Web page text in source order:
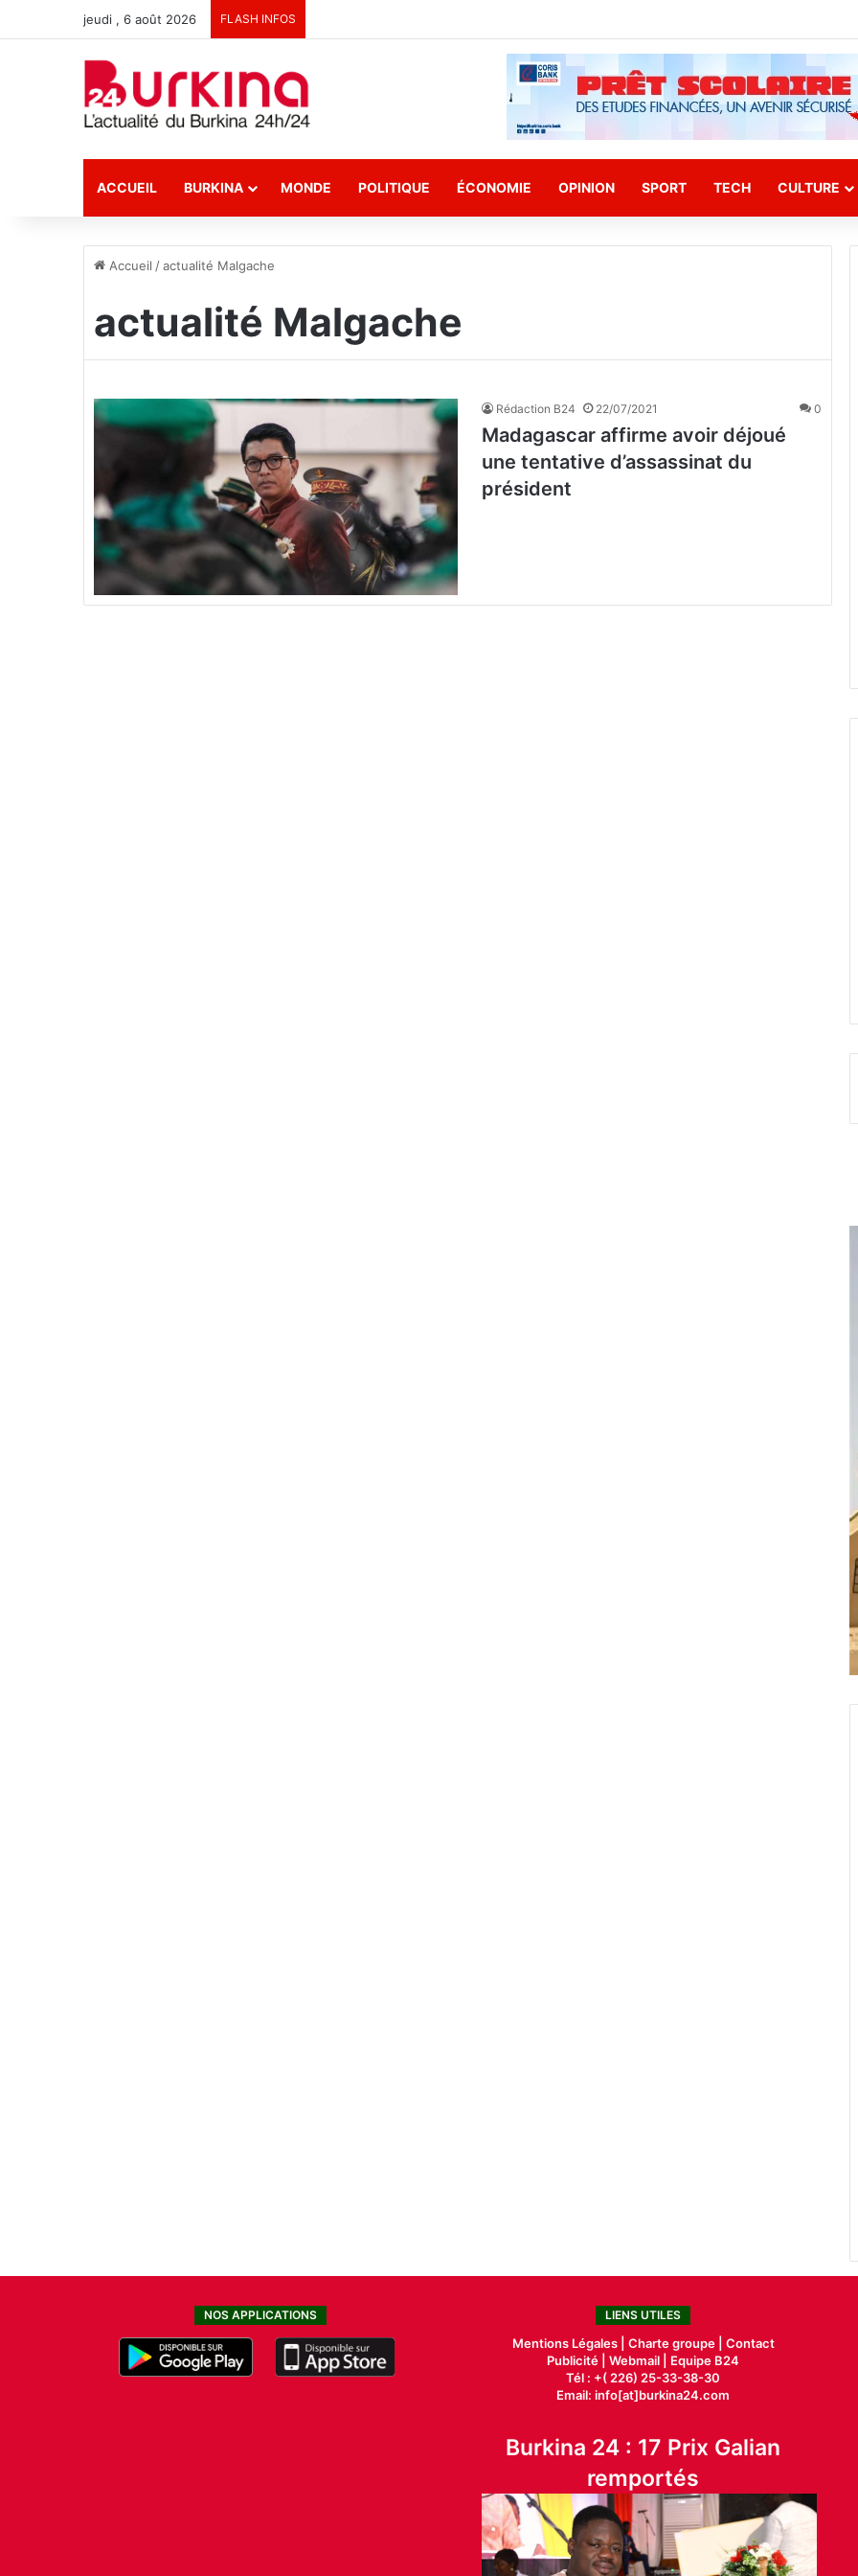
jeudi , 6 août 2026 FLASH INFOS
ACCUEIL BURKINA MONDE POLITIQUE ÉCONOMIE OPINION SPORT TECH CULTURE
Accueil /actualité Malgache
actualité Malgache
Rédaction B24 22/07/2021 0
Madagascar affirme avoir déjoué
une tentative d’assassinat du
président
NOS APPLICATIONS LIENS UTILES
Mentions Légales | Charte groupe | Contact
Publicité |Webmail |
Equipe B24
Tél : +( 226) 25-33-38-30
Email: info[at]burkina24.com
Burkina 24 : 17 Prix Galian
remportés